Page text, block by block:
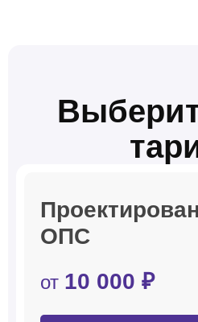
ОПС
от 10 000 ₽